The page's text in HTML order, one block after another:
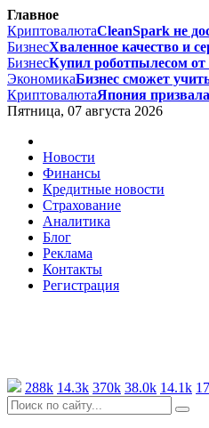
Главное
КриптовалютаCleanSpark не
БизнесХваленное качество и
БизнесКупил роботпылесом от
ЭкономикаБизнес сможет
КриптовалютаЯпония
Пятница, 07 августа 2026
Новости
Финансы
Кредитные новости
Страхование
Аналитика
Блог
Реклама
Контакты
Регистрация
288k 14.3k 370k 38.0k 14.1k